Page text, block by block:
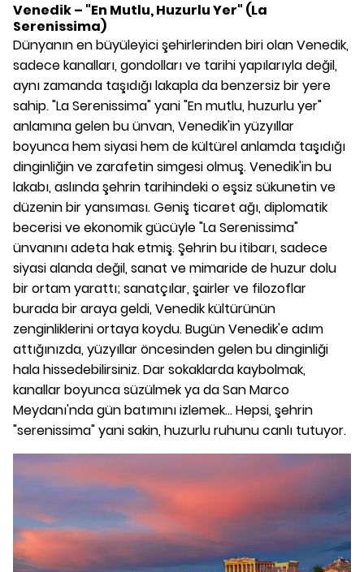
Venedik – "En Mutlu, Huzurlu Yer" (La
Serenissima)
Dünyanın en büyüleyici şehirlerinden biri olan Venedik,
sadece kanalları, gondolları ve tarihi yapılarıyla değil,
aynı zamanda taşıdığı lakapla da benzersiz bir yere
sahip. "La Serenissima" yani "En mutlu, huzurlu yer"
anlamına gelen bu ünvan, Venedik'in yüzyıllar
boyunca hem siyasi hem de kültürel anlamda taşıdığı
dinginliğin ve zarafetin simgesi olmuş. Venedik'in bu
lakabı, aslında şehrin tarihindeki o eşsiz sükunetin ve
düzenin bir yansıması. Geniş ticaret ağı, diplomatik
becerisi ve ekonomik gücüyle "La Serenissima"
ünvanını adeta hak etmiş. Şehrin bu itibarı, sadece
siyasi alanda değil, sanat ve mimaride de huzur dolu
bir ortam yarattı; sanatçılar, şairler ve filozoflar
burada bir araya geldi, Venedik kültürünün
zenginliklerini ortaya koydu. Bugün Venedik'e adım
attığınızda, yüzyıllar öncesinden gelen bu dinginliği
hala hissedebilirsiniz. Dar sokaklarda kaybolmak,
kanallar boyunca süzülmek ya da San Marco
Meydanı'nda gün batımını izlemek... Hepsi, şehrin
"serenissima" yani sakin, huzurlu ruhunu canlı tutuyor.